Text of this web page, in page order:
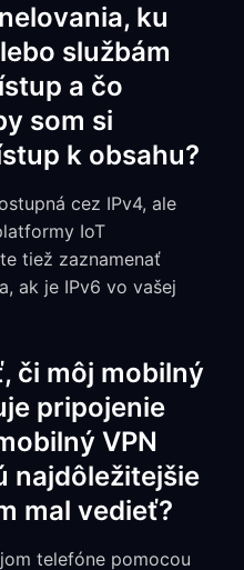
ku
službám
a čo
som si
k obsahu?
cez IPv4, ale
IoT
tiež zaznamenať
ak je IPv6 vo vašej
či môj mobilný
pripojenie
VPN
najdôležitejšie
mal vedieť?
telefóne pomocou